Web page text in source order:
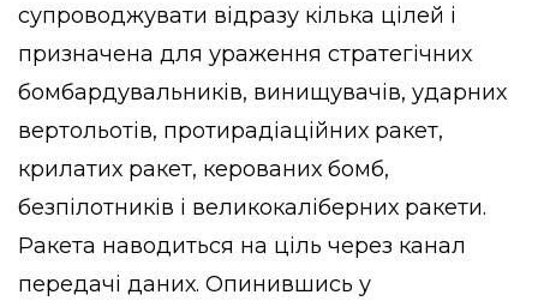
супроводжувати відразу кілька цілей і
призначена для ураження стратегічних
бомбардувальників, винищувачів, ударних
вертольотів, протирадіаційних ракет,
крилатих ракет, керованих бомб,
безпілотників і великокаліберних ракети.
Ракета наводиться на ціль через канал
передачі даних. Опинившись у